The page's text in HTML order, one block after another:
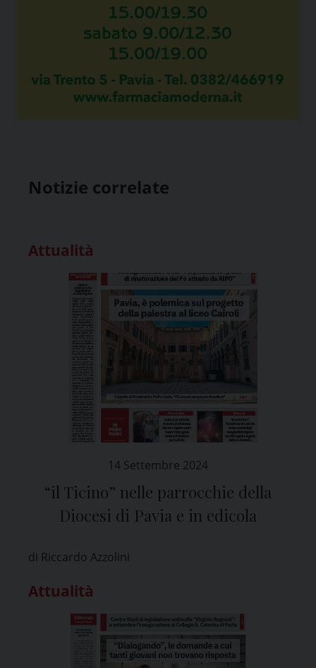
Notizie correlate
Attualità
14 Settembre 2024
“il Ticino” nelle parrocchie della
Diocesi di Pavia e in edicola
di Riccardo Azzolini
Attualità